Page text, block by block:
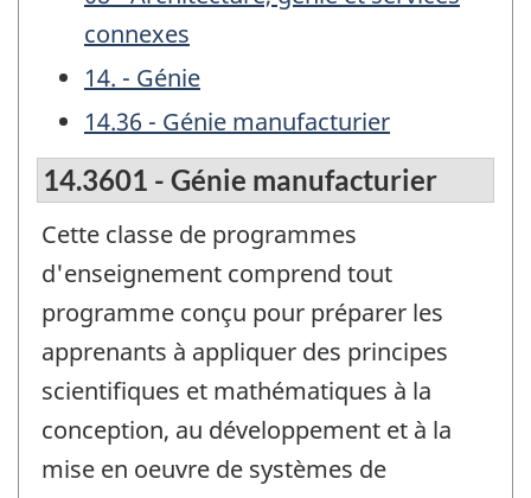
connexes
14. - Génie
14.36 - Génie manufacturier
14.3601 - Génie manufacturier
Cette classe de programmes
d'enseignement comprend tout
programme conçu pour préparer les
apprenants à appliquer des principes
scientifiques et mathématiques à la
conception, au développement et à la
mise en oeuvre de systèmes de